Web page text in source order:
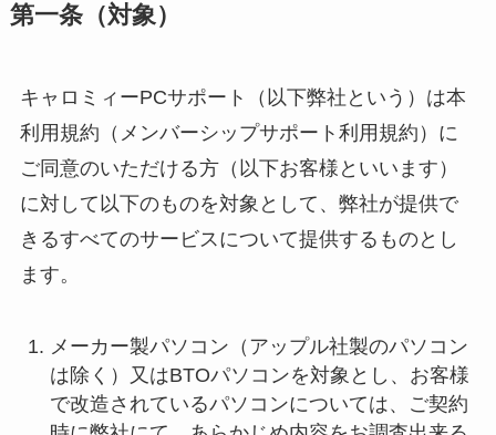
第一条（対象）
キャロミィーPCサポート（以下弊社という）は本
利用規約（メンバーシップサポート利用規約）に
ご同意のいただける方（以下お客様といいます）
に対して以下のものを対象として、弊社が提供で
きるすべてのサービスについて提供するものとし
ます。
メーカー製パソコン（アップル社製のパソコン
は除く）又はBTOパソコンを対象とし、お客様
で改造されているパソコンについては、ご契約